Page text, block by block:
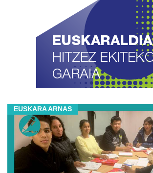
EUSKARA ARNAS